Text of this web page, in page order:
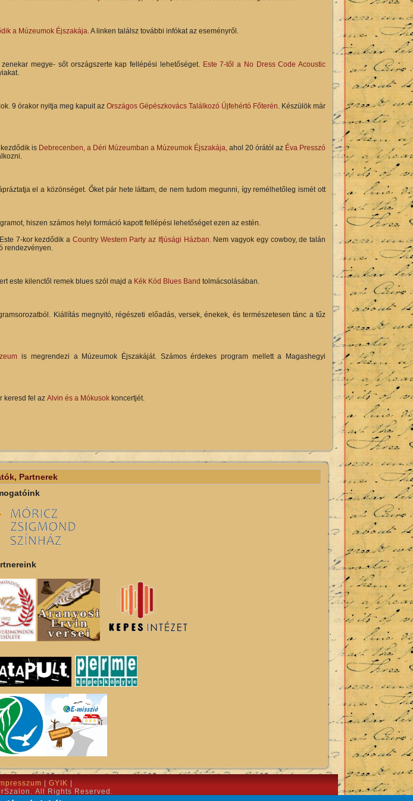
a Múzeumok Éjszakája. A linken találsz további infókat az eseményről.
megye- sőt országszerte kap fellépési lehetőséget. Este 7-től a No Dress Code Acoustic
9 órakor nyitja meg kapuit az Országos Gépészkovács Találkozó Újfehértó Főterén. Készülök már
is Debrecenben, a Déri Múzeumban a Múzeumok Éjszakája, ahol 20 órától az Éva Presszó
el a közönséget. Őket pár hete láttam, de nem tudom megunni, így remélhetőleg ismét ott
hiszen számos helyi formáció kapott fellépési lehetőséget ezen az estén.
7-kor kezdődik a Country Western Party az Ifjúsági Házban.Nem vagyok egy cowboy, de talán
rendezvényen.
este kilenctől remek blues szól majd a Kék Kód Blues Band tolmácsolásában.
Kiállítás megnyitó, régészeti előadás, versek, énekek, és természetesen tánc a tűz
is megrendezi a Múzeumok Éjszakáját. Számos érdekes program mellett a Magashegyi
keresd fel az Alvin és a Mókusok koncertjét.
Partnerek
|GYIK|
All Rights Reserved.